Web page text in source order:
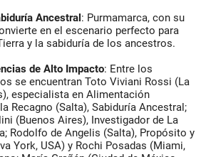
Ancestral: Purmamarca, con su
en el escenario perfecto para
y la sabiduría de los ancestros.
de Alto Impacto: Entre los
se encuentran Toto Viviani Rossi (La
especialista en Alimentación
Recagno (Salta), Sabiduría Ancestral;
(Buenos Aires), Investigador de La
Rodolfo de Angelis (Salta), Propósito y
York, USA) y Rochi Posadas (Miami,